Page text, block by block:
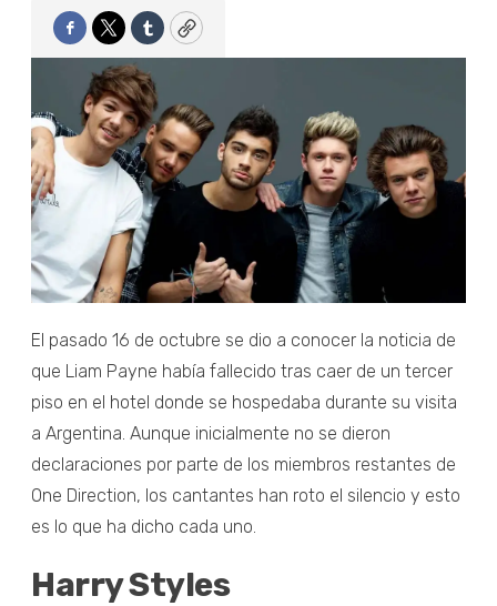
Facebook
TwitterTumblrCopy
El pasado 16 de octubre se dio a conocer la noticia de
que Liam Payne había fallecido tras caer de un tercer
piso en el hotel donde se hospedaba durante su visita
a Argentina. Aunque inicialmente no se dieron
declaraciones por parte de los miembros restantes de
One Direction, los cantantes han roto el silencio y esto
es lo que ha dicho cada uno.
Harry Styles